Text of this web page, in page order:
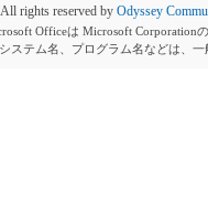
All rights reserved by Odyssey
Officeは Microsoft Corporation
ステム名、プログラム名などは、